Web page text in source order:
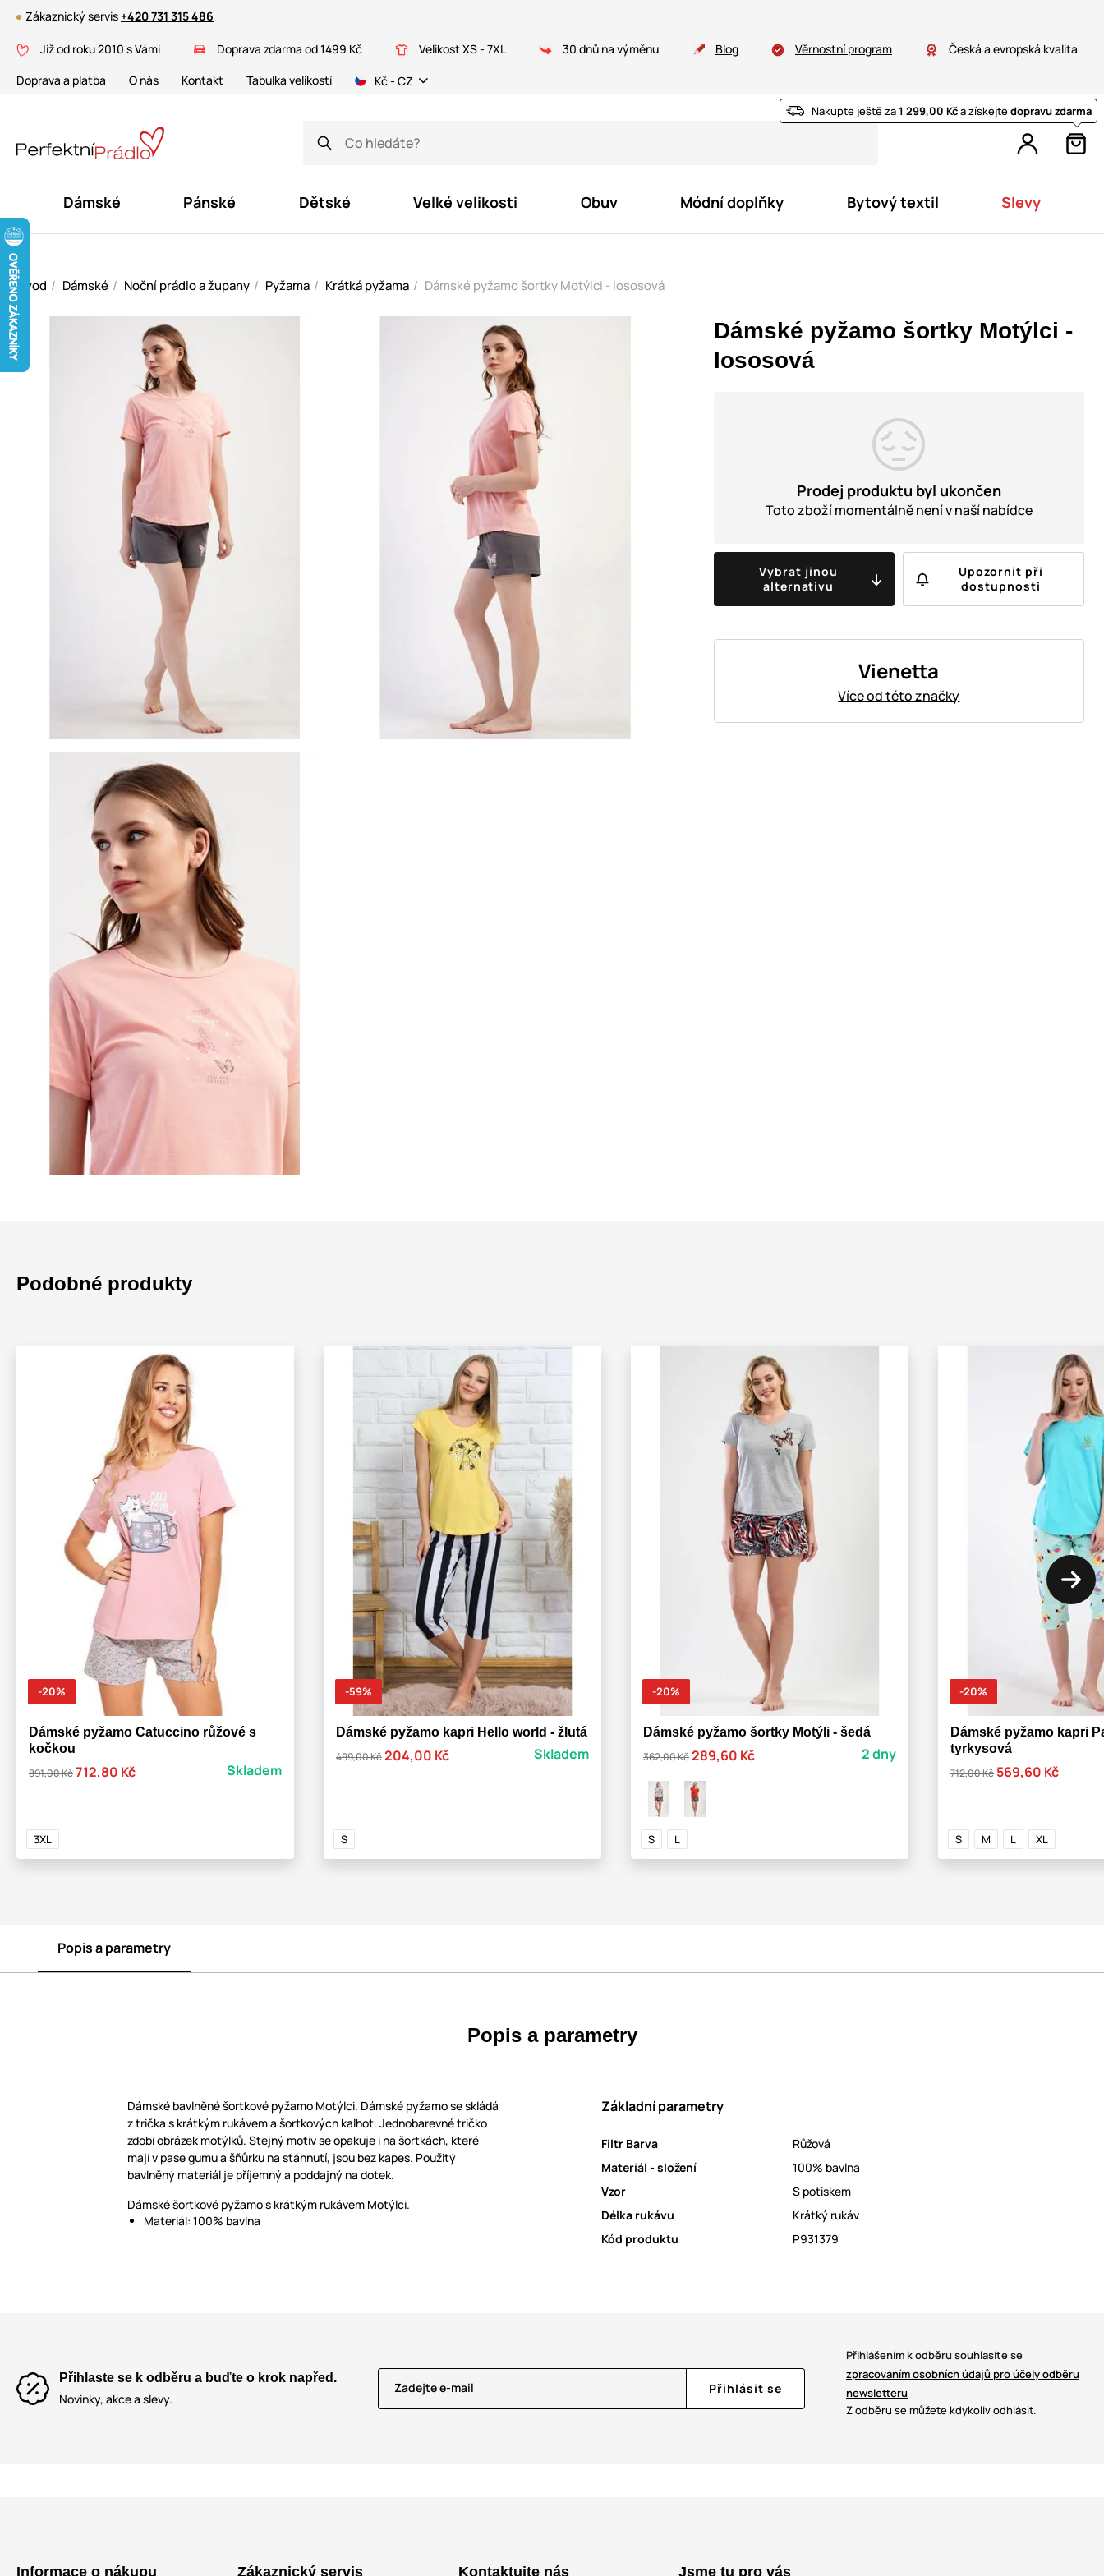
Zákaznický servis+420 731 315 486
Již od roku 2010 s Vámi Doprava zdarma od 1499 Kč Velikost XS - 7XL 30 dnů na výměnu Blog Věrnostní program
Česká a evropská kvalita
Doprava a platba
O nás Kontakt Tabulka velikostí Kč - CZ
Nakupte ještě za1 299,00 Kča získejtedopravu zdarma
Dámské Pánské Dětské Velké velikosti Obuv Módní doplňky Bytový textil Slevy
Úvod Dámské Noční prádlo a župany Pyžama Krátká pyžama Dámské pyžamo šortky Motýlci - lososová
Dámské pyžamo šortky Motýlci -
lososová
Prodej produktu byl ukončen
Toto zboží momentálně není v naší nabídce
Vybrat jinou
alternativu
Upozornit při
dostupnosti
Vienetta
Více od této značky
Podobné produkty
-20%
Dámské pyžamo Catuccino růžové s
kočkou
891,00 Kč712,80 Kč Skladem
3XL
-59%
Dámské pyžamo kapri Hello world - žlutá
499,00 Kč204,00 Kč Skladem
S
-20%
Dámské pyžamo šortky Motýli - šedá
362,00 Kč289,60 Kč 2 dny
S L
-20%
Dámské pyžamo kapri
tyrkysová
712,00 Kč 569,60 Kč
S M L XL
Popis a parametry
Popis a parametry
Dámské bavlněné šortkové pyžamo Motýlci. Dámské pyžamo se skládá
z trička s krátkým rukávem a šortkových kalhot. Jednobarevné tričko
zdobí obrázek motýlků. Stejný motiv se opakuje i na šortkách, které
mají v pase gumu a šňůrku na stáhnutí, jsou bez kapes. Použitý
bavlněný materiál je příjemný a poddajný na dotek.
Dámské šortkové pyžamo s krátkým rukávem Motýlci.
Materiál: 100% bavlna
Základní parametry
Filtr Barva
Růžová
Materiál - složení
100% bavlna
Vzor
S potiskem
Délka rukávu
Krátký rukáv
Kód produktu
P931379
Přihlaste se k odběru a buďte o krok napřed.
Novinky, akce a slevy.
Zadejte e-mail Přihlásit se
Přihlášením k odběru souhlasíte se
zpracováním osobních údajů pro účely odběru
newsletteru
Z odběru se můžete kdykoliv odhlásit.
Informace o nákupu Zákaznický servis Kontaktujte nás Jsme tu pro vás